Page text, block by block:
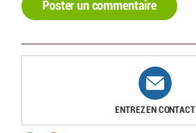
Poster un commentaire
ENTREZ EN CONTACT